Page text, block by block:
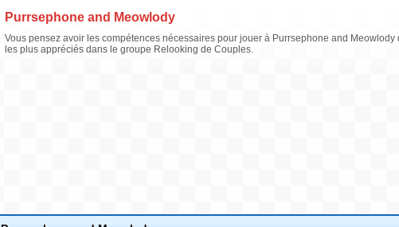
Purrsephone and Meowlody
Vous pensez avoir les compétences nécessaires pour jouer à Purrsephone and
les plus appréciés dans le groupe Relooking de Couples.